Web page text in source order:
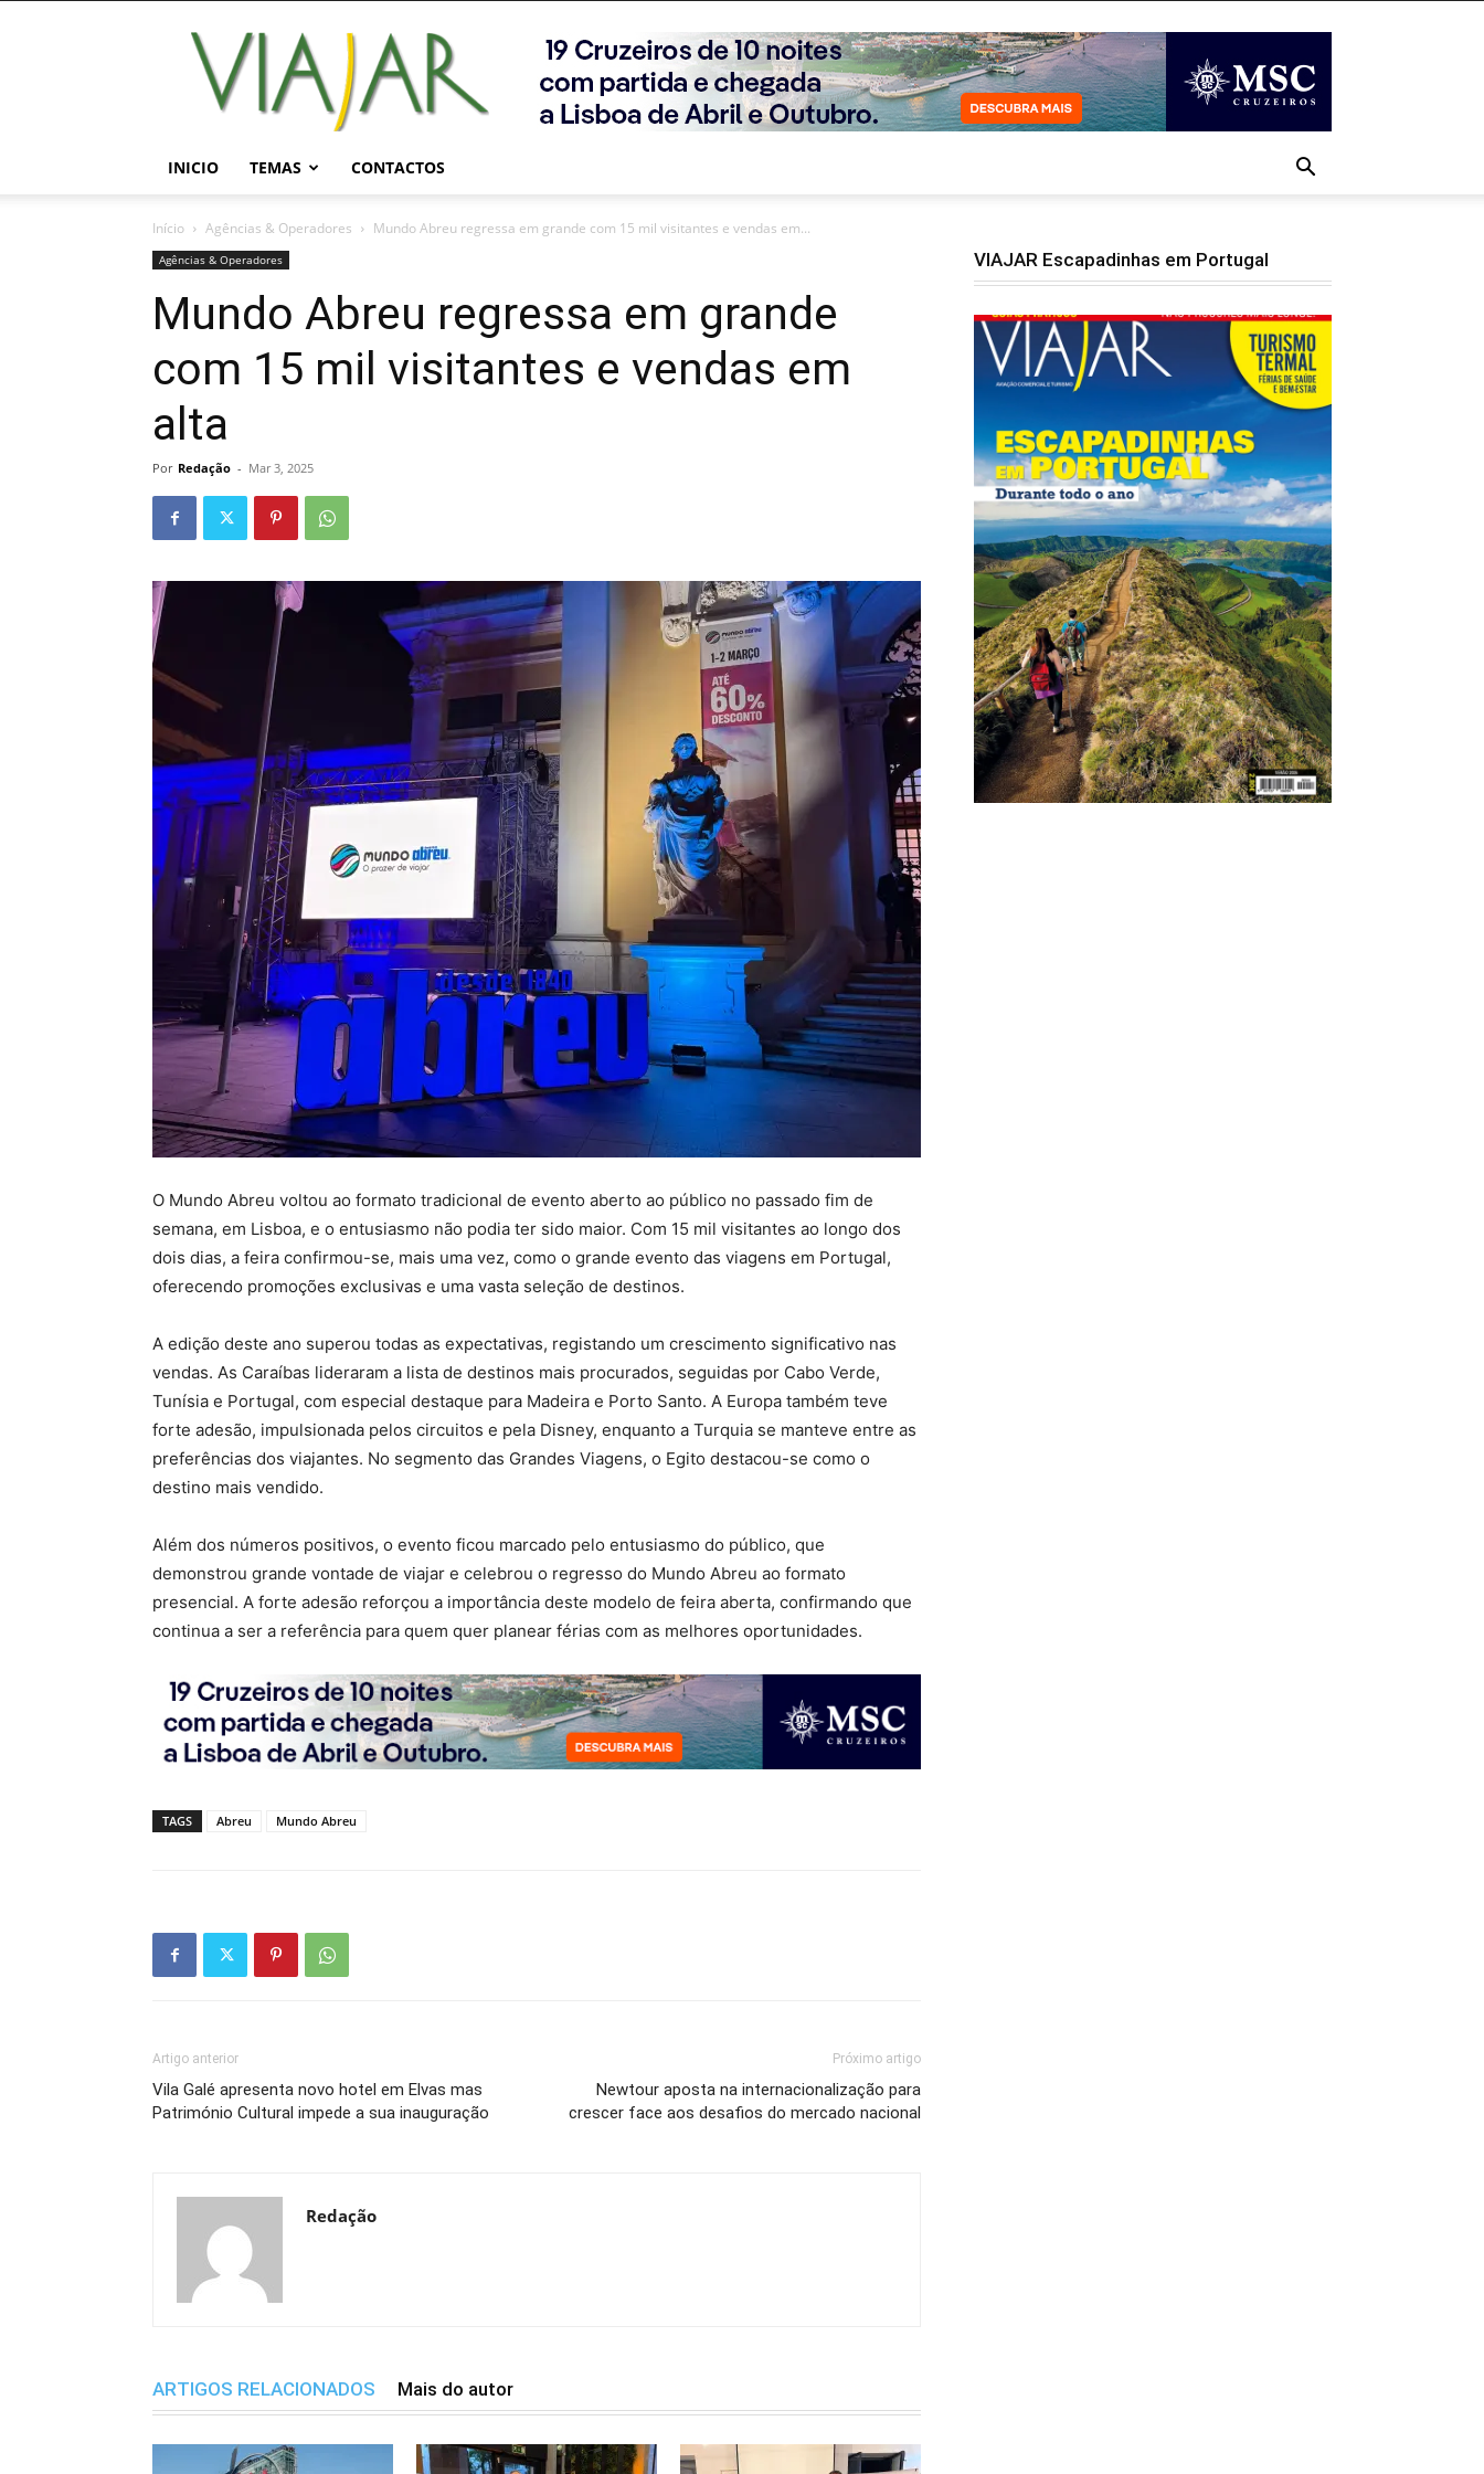
Viajar
Magazine
Online
INICIO TEMAS CONTACTOS
Início Agências & Operadores Mundo Abreu regressa em grande com 15 mil visitantes e vendas em...
Agências & Operadores
Mundo Abreu regressa em grande
com 15 mil visitantes e vendas em
alta
Por Redação - Mar 3, 2025
O Mundo Abreu voltou ao formato tradicional de evento aberto ao público no passado fim de
semana, em Lisboa, e o entusiasmo não podia ter sido maior. Com 15 mil visitantes ao longo dos
dois dias, a feira confirmou-se, mais uma vez, como o grande evento das viagens em Portugal,
oferecendo promoções exclusivas e uma vasta seleção de destinos.
A edição deste ano superou todas as expectativas, registando um crescimento significativo nas
vendas. As Caraíbas lideraram a lista de destinos mais procurados, seguidas por Cabo Verde,
Tunísia e Portugal, com especial destaque para Madeira e Porto Santo. A Europa também teve
forte adesão, impulsionada pelos circuitos e pela Disney, enquanto a Turquia se manteve entre as
preferências dos viajantes. No segmento das Grandes Viagens, o Egito destacou-se como o
destino mais vendido.
Além dos números positivos, o evento ficou marcado pelo entusiasmo do público, que
demonstrou grande vontade de viajar e celebrou o regresso do Mundo Abreu ao formato
presencial. A forte adesão reforçou a importância deste modelo de feira aberta, confirmando que
continua a ser a referência para quem quer planear férias com as melhores oportunidades.
TAGS Abreu Mundo Abreu
Artigo anterior
Vila Galé apresenta novo hotel em Elvas mas
Património Cultural impede a sua inauguração
Próximo artigo
Newtour aposta na internacionalização para
crescer face aos desafios do mercado nacional
Redação
ARTIGOS RELACIONADOS Mais do autor
VIAJAR Escapadinhas em Portugal